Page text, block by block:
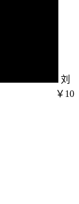
刘
￥10